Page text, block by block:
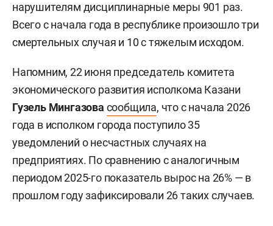
нарушителям дисциплинарные меры 901 раз.
Всего с начала года в республике произошло три
смертельных случая и 10 с тяжелым исходом.
Напомним, 22 июня председатель комитета
экономического развития исполкома Казани
Гузель Мингазова сообщила, что с начала 2026
года в исполком города поступило 35
уведомлений о несчастных случаях на
предприятиях. По сравнению с аналогичным
периодом 2025-го показатель вырос на 26% — в
прошлом году зафиксировали 26 таких случаев.